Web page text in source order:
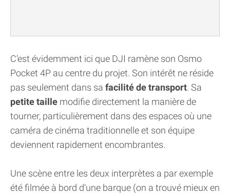
C’est évidemment ici que DJI ramène son Osmo
Pocket 4P au centre du projet. Son intérêt ne réside
pas seulement dans sa facilité de transport. Sa
petite taille modifie directement la manière de
tourner, particulièrement dans des espaces où une
caméra de cinéma traditionnelle et son équipe
deviennent rapidement encombrantes.
Une scène entre les deux interprètes a par exemple
été filmée à bord d’une barque (on a trouvé mieux en